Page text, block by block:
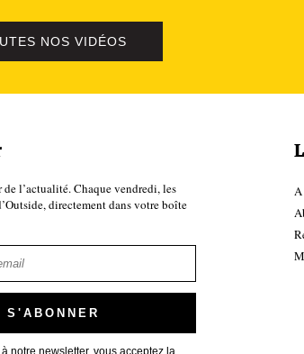
NOS VIDÉOS
de l’actualité. Chaque vendredi, les
directement dans votre boîte
notre newsletter, vous acceptez la
A